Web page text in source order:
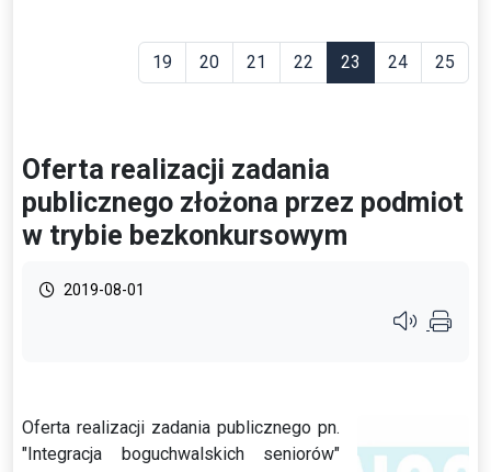
19 20 21 22 23 24 25
Oferta realizacji zadania
publicznego złożona przez podmiot
w trybie bezkonkursowym
2019-08-01
Przycisk
Oferta realizacji zadania publicznego pn.
"Integracja boguchwalskich seniorów"